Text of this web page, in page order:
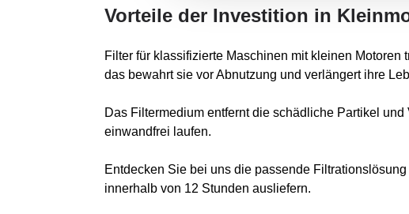
Vorteile der Investition in
Filter für klassifizierte Maschinen mit kleinen
das bewahrt sie vor Abnutzung und verlängert ihre
Das Filtermedium entfernt die schädliche Partikel
einwandfrei laufen.
Entdecken Sie bei uns die passende
innerhalb von 12 Stunden ausliefern.